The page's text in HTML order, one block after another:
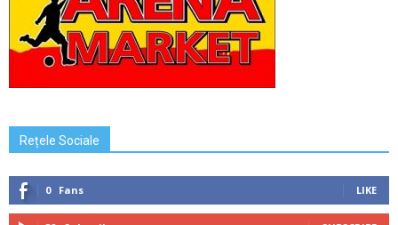
Rețele Sociale
0 Fans LIKE